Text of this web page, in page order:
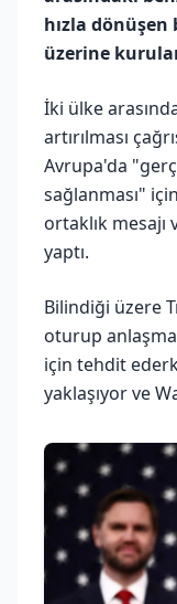
hızla
üzerine
İki ülke
artırılması
Avrupa'da
sağlanması"
ortaklık
yaptı.
Bilindiği üzere
oturup
için tehdit
yaklaşıyor ve